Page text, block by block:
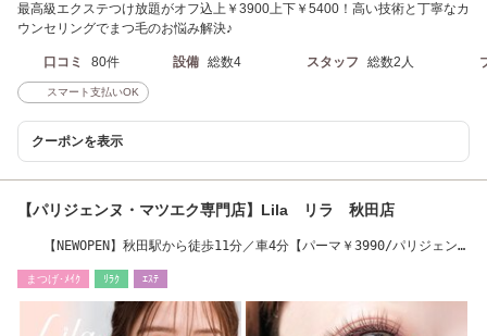
最高級エクステつけ放題がオフ込上￥3900上下￥5400！高い技術と丁寧なカ
ウンセリングでまつ毛のお悩み解決♪
口コミ 80件 設備 総数4 スタッフ 総数2人
スマート支払いOK
クーポンを表示
【パリジェンヌ・マツエク専門店】Lila リラ 秋田店
【NEWOPEN】秋田駅から徒歩11分／車4分【パーマ￥3990/パリジェン
まつげ･ﾒｲｸ ﾘﾗｸ ｴｽﾃ